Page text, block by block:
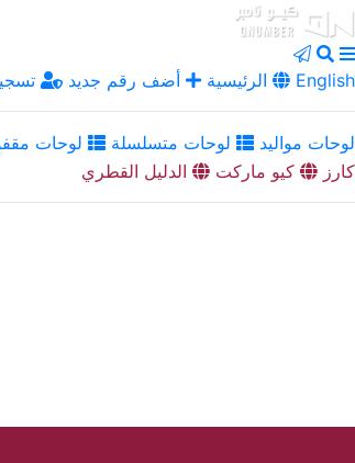
الرئيسية أضف رقم جديد English
لوحات مواليد لوحات متسلسلة لوحات
كارز
كيو ماركت الدليل القطري